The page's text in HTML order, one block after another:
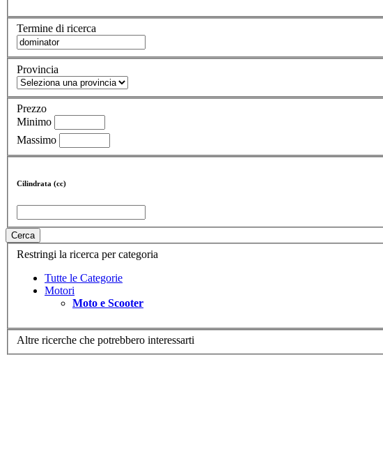
Termine di ricerca
Provincia
Prezzo
Minimo
Massimo
Cilindrata (cc)
Cerca
Restringi la ricerca per categoria
Tutte le Categorie
Motori
Moto e Scooter
Altre ricerche che potrebbero interessarti